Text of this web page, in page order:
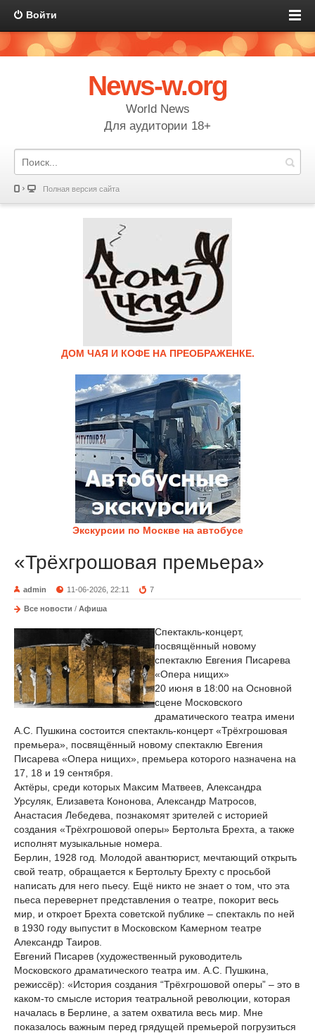
Войти
News-w.org
World News
Для аудитории 18+
Полная версия сайта
ДОМ ЧАЯ И КОФЕ НА ПРЕОБРАЖЕНКЕ.
Экскурсии по Москве на автобусе
«Трёхгрошовая премьера»
admin 11-06-2026, 22:11 7
Все новости / Афиша
Спектакль-концерт,
посвящённый новому
спектаклю Евгения Писарева
«Опера нищих»
20 июня в 18:00 на Основной
сцене Московского
драматического театра имени
А.С. Пушкина состоится спектакль-концерт «Трёхгрошовая
премьера», посвящённый новому спектаклю Евгения
Писарева «Опера нищих», премьера которого назначена на
17, 18 и 19 сентября.
Актёры, среди которых Максим Матвеев, Александра
Урсуляк, Елизавета Кононова, Александр Матросов,
Анастасия Лебедева, познакомят зрителей с историей
создания «Трёхгрошовой оперы» Бертольта Брехта, а также
исполнят музыкальные номера.
Берлин, 1928 год. Молодой авантюрист, мечтающий открыть
свой театр, обращается к Бертольту Брехту с просьбой
написать для него пьесу. Ещё никто не знает о том, что эта
пьеса перевернет представления о театре, покорит весь
мир, и откроет Брехта советской публике – спектакль по ней
в 1930 году выпустит в Московском Камерном театре
Александр Таиров.
Евгений Писарев (художественный руководитель
Московского драматического театра им. А.С. Пушкина,
режиссёр): «История создания “Трёхгрошовой оперы” – это в
каком-то смысле история театральной революции, которая
началась в Берлине, а затем охватила весь мир. Мне
показалось важным перед грядущей премьерой погрузиться